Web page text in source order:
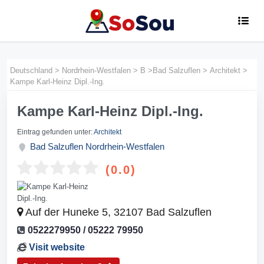
Deutschland > Nordrhein-Westfalen > B > Bad Salzuflen > Architekt >
Kampe Karl-Heinz Dipl.-Ing.
Kampe Karl-Heinz Dipl.-Ing.
Eintrag gefunden unter:Architekt
Bad Salzuflen Nordrhein-Westfalen
(0.0)
Auf der Huneke 5, 32107 Bad Salzuflen
0522279950 / 05222 79950
Visit website